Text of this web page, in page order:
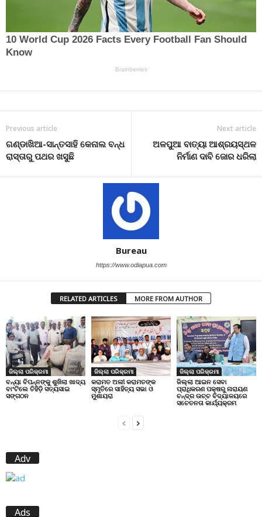
Previous article
ଗଣ୍ଡାଖିଆ-ସାନ୍ତସାହି କେନାଲ ବନ୍ଧ
ରାସ୍ତାରୁ ପଥର ଖସୁଛି
Next article
ଅଳପୁଆ ବାତ୍ୟା ଆଶ୍ରୟସ୍ଥଳ
ନିର୍ମାଣ ଦାବି ଜୋର ଧରିଲା
Bureau
https://www.odiapua.com
RELATED ARTICLES MORE FROM AUTHOR
ଜିଲ୍ଲା ପରିକ୍ରମା
ବନ୍ୟା ବିପନ୍ନଙ୍କୁ ଶୁଖିଲା ଖାଦ୍ୟ
ବାଂଟିଲେ ତିହିଡି଼ ସତ୍ୟସାଇ
ସଙ୍ଗଠନ
ଜିଲ୍ଲା ପରିକ୍ରମା
କରାମତ ଅଲୀ କରାମତଙ୍କ
ସ୍ମୃତିରେ ସାହିତ୍ୟ ସଭା ଓ
ମୁଶାୟରା
ଜିଲ୍ଲା ପରିକ୍ରମା
ଜିଲ୍ଲା ଆଇନ ସେବା
ପ୍ରାଧିକରଣ ପକ୍ଷରୁ ନାରାୟଣ
ଚନ୍ଦ୍ର ଉଚ୍ଚ ବିଦ୍ୟାଳୟରେ
ସଚେତନତା କାର୍ଯ୍ୟକ୍ରମ
Adv
Ads